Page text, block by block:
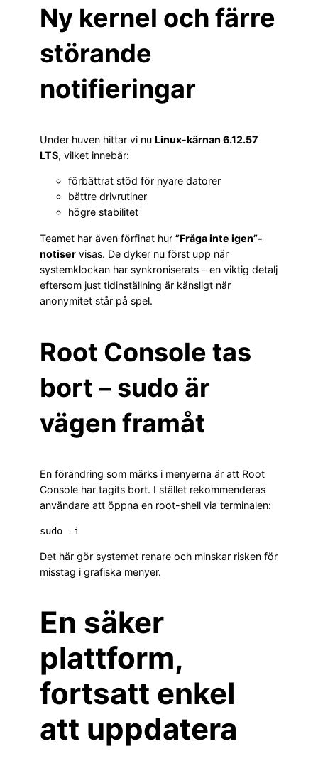
Ny kernel och färre
störande
notifieringar
Under huven hittar vi nu Linux-kärnan 6.12.57
LTS, vilket innebär:
förbättrat stöd för nyare datorer
bättre drivrutiner
högre stabilitet
Teamet har även förfinat hur ”Fråga inte igen”-
notiser visas. De dyker nu först upp när
systemklockan har synkroniserats – en viktig detalj
eftersom just tidinställning är känsligt när
anonymitet står på spel.
Root Console tas
bort – sudo är
vägen framåt
En förändring som märks i menyerna är att Root
Console har tagits bort. I stället rekommenderas
användare att öppna en root-shell via terminalen:
sudo -i
Det här gör systemet renare och minskar risken för
misstag i grafiska menyer.
En säker
plattform,
fortsatt enkel
att uppdatera